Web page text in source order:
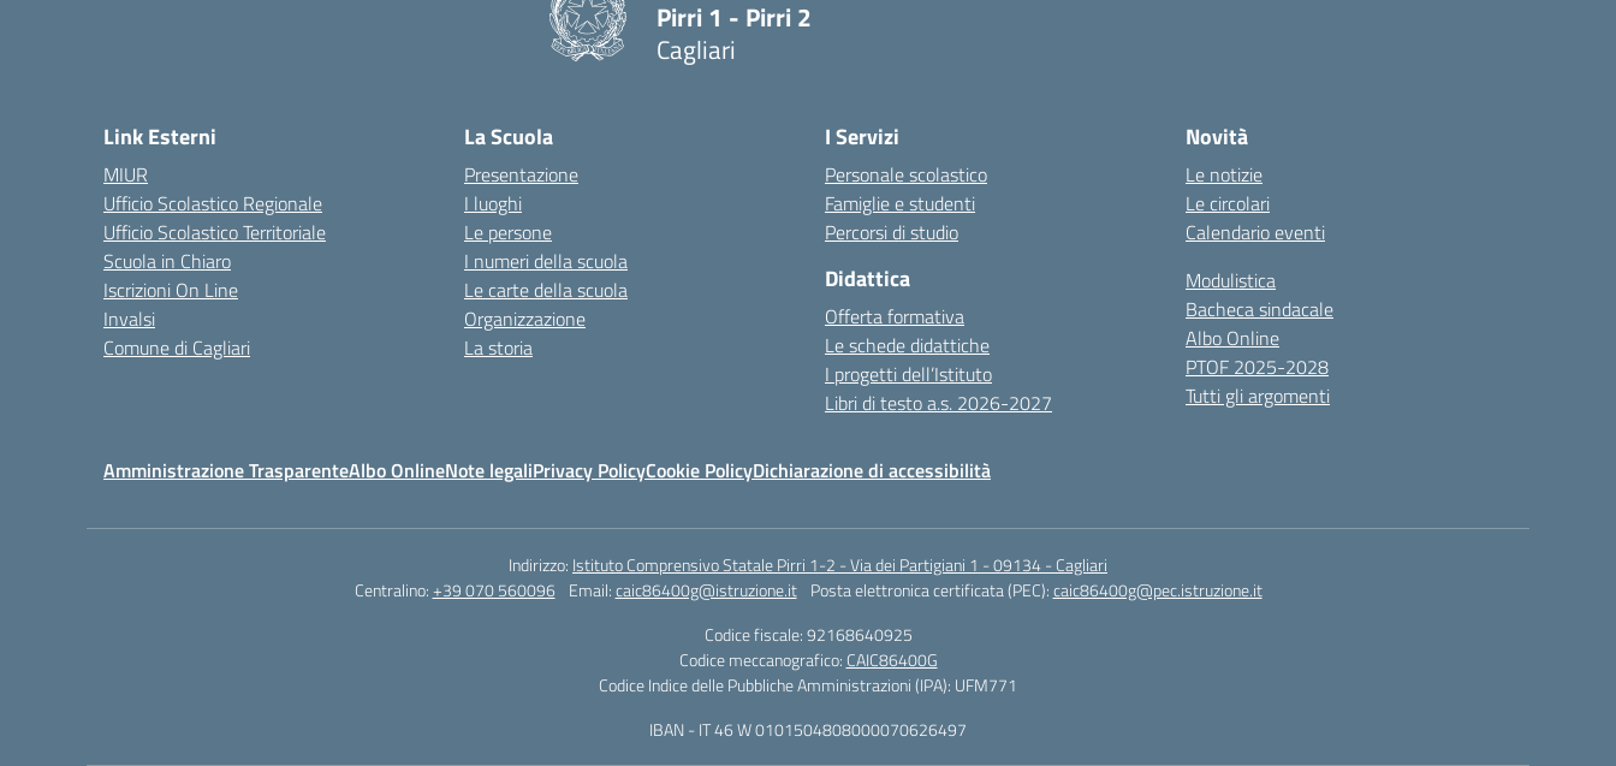
Pirri 1 - Pirri 2
Cagliari
Link Esterni
MIUR
Ufficio Scolastico Regionale
Ufficio Scolastico Territoriale
Scuola in Chiaro
Iscrizioni On Line
Invalsi
Comune di Cagliari
La Scuola
Presentazione
I luoghi
Le persone
I numeri della scuola
Le carte della scuola
Organizzazione
La storia
I Servizi
Personale scolastico
Famiglie e studenti
Percorsi di studio
Didattica
Offerta formativa
Le schede didattiche
I progetti dell’Istituto
Libri di testo a.s. 2026-2027
Novità
Le notizie
Le circolari
Calendario eventi
Modulistica
Bacheca sindacale
Albo Online
PTOF 2025-2028
Tutti gli argomenti
Amministrazione TrasparenteAlbo OnlineNote legaliPrivacy PolicyCookie PolicyDichiarazione di accessibilità
Indirizzo: Istituto Comprensivo Statale Pirri 1-2 - Via dei Partigiani 1 - 09134 - Cagliari
Centralino:+39 070 560096 Email:caic86400g@istruzione.it Posta elettronica certificata (PEC):caic86400g@pec.istruzione.it
Codice fiscale: 92168640925
Codice meccanografico: CAIC86400G
Codice Indice delle Pubbliche Amministrazioni (IPA): UFM771
IBAN - IT 46 W 0101504808000070626497